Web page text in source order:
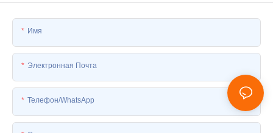
Имя
Электронная Почта
Телефон/WhatsApp